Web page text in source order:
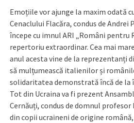
Emoțiile vor ajunge la maxim odată
Cenaclului Flacăra, condus de Andrei
începe cu imnul ARI „Români pentru
repertoriu extraordinar. Cea mai
anul acesta vine de la reprezentanți
să mulțumească italienilor și
solidaritatea demonstrată încă de la
Tot din Ucraina va fi prezent
Cernăuți, condus de domnul
din copii ucraineni de origine